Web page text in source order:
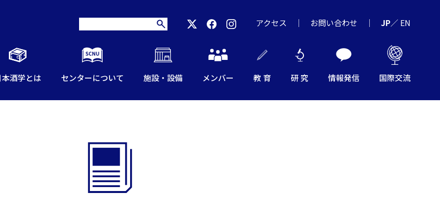
酒学とは センターについて 施設・設備 メンバー 教 育 研 究 情報発信 国際交流
アクセス お問い合わせ JP／ EN